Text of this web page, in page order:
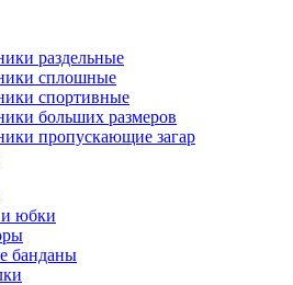
раздельные
сплошные
спортивные
больших размеров
пропускающие загар
юбки
банданы